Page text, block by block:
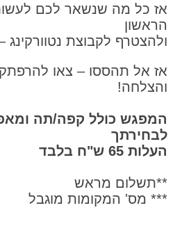
אז כל מה שנשאר לכם
הראשון
ולהצטרף לקבוצת
אז אל תהססו – צאו
והצלחה!
המפגש כולל קפה/תה
לבחירתך
העלות 65 ש"ח בלבד
**תשלום מראש
*** מס' המקומות מוגבל